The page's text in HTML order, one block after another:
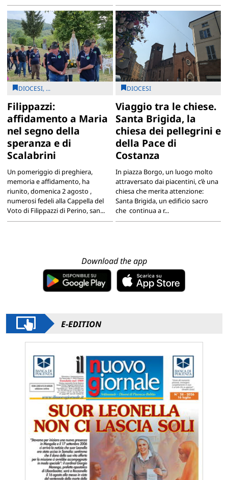
DIOCESI, ...
Filippazzi:
affidamento a Maria
nel segno della
speranza e di
Scalabrini
Un pomeriggio di preghiera,
memoria e affidamento, ha
riunito, domenica 2 agosto ,
numerosi fedeli alla Cappella del
Voto di Filippazzi di Perino, san...
DIOCESI
Viaggio tra le chiese.
Santa Brigida, la
chiesa dei pellegrini e
della Pace di
Costanza
In piazza Borgo, un luogo molto
attraversato dai piacentini, c’è una
chiesa che merita attenzione:
Santa Brigida, un edificio sacro
che continua a r...
Download the app
E-EDITION